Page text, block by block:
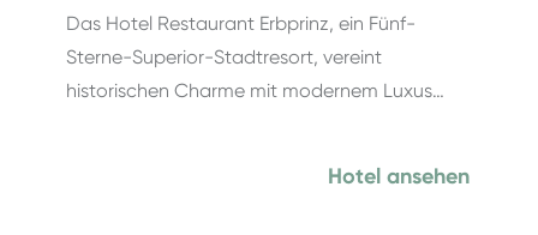
Das Hotel Restaurant Erbprinz, ein Fünf-
Sterne-Superior-Stadtresort, vereint
historischen Charme mit modernem Luxus…
Hotel ansehen